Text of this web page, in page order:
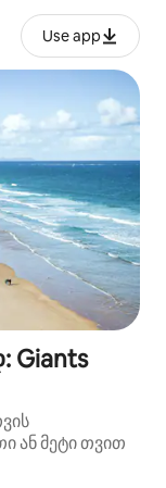
Use app
Giants
ან მეტი თვით